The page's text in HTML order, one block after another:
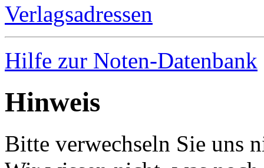
Verlagsadressen
Hilfe zur Noten-Datenbank
Hinweis
Bitte verwechseln Sie uns